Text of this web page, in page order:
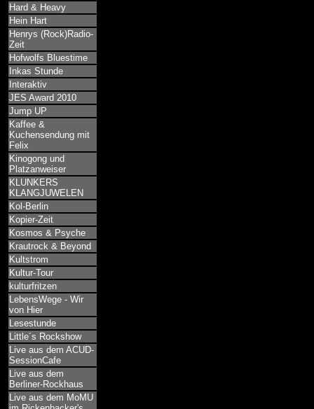
Hard & Heavy
Hein Hart
Henrys (Rock)Radio-
Zeit
Hofwolfs Bluestime
Inkas Stunde
Interaktiv
JES Award 2010
Jump UP
Kaffee &
Kuchensendung mit
Felix
Kinogong und
Platzanweiser
KLUNKERS
KLANGJUWELEN
Kol-Berlin
Kopier-Zeit
Kosmos & Psyche
Krautrock & Beyond
Kultstrom
Kultur-Tour
kulturfritzen
LebensWege - Wir
von Hier
Lesestunde
Little´s Rockshow
Live aus dem ACUD-
SessionCafe
Live aus dem
Berliner-Rockhaus
Live aus dem MoMU